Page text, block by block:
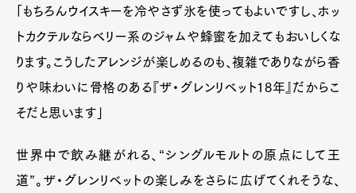
「もちろんウイスキーを冷やさず氷を使ってもよいですし、ホッ
トカクテルならベリー系のジャムや蜂蜜を加えてもおいしくな
ります。こうしたアレンジが楽しめるのも、複雑でありながら香
りや味わいに骨格のある『ザ・グレンリベット18年』だからこ
そだと思います」
世界中で飲み継がれる、“シングルモルトの原点にして王
道”。ザ・グレンリベットの楽しみをさらに広げてくれそうな、